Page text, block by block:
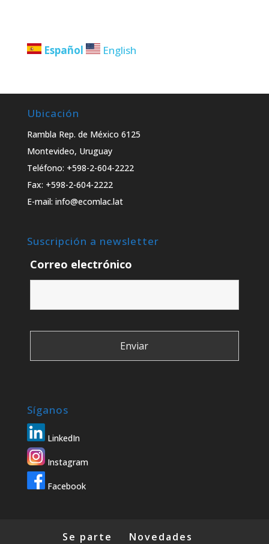
Español English
Ubicación
Rambla Rep. de México 6125
Montevideo, Uruguay
Teléfono: +598-2-604-2222
Fax: +598-2-604-2222
E-mail: info@ecomlac.lat
Suscripción a newsletter
Correo electrónico
Síganos
LinkedIn
Instagram
Facebook
Se parte Novedades